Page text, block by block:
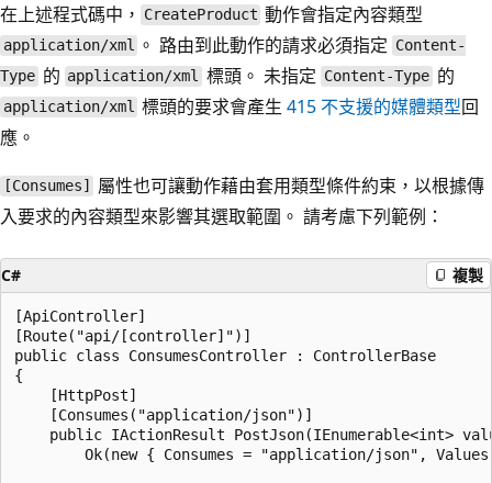
在上述程式碼中， CreateProduct 動作會指定內容類型
application/xml 。 路由到此動作的請求必須指定 Content-
Type 的 application/xml 標頭。 未指定 Content-Type 的
application/xml 標頭的要求會產生415 不支援的媒體類型回
應。
[Consumes]
屬性也可讓動作藉由套用類型條件約束，以根據傳
入要求的內容類型來影響其選取範圍。 請考慮下列範例：
C# 複製
[ApiController]
[Route("api/[controller]")]
public class ConsumesController : ControllerBase
{
    [HttpPost]
    [Consumes("application/json")]
public IActionResult PostJson(IEnumerable<int>
Ok(new { Consumes = "application/json",